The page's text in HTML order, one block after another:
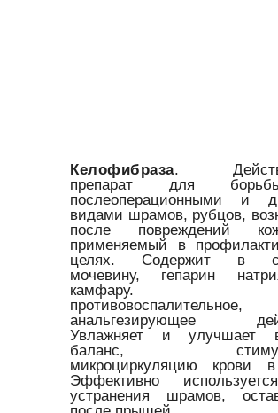
Келофибраза.
препарат для
послеоперационными и
видами шрамов, рубцов,
после повреждений
применяемый в
целях. Содержит в
мочевину, гепарин
камфару.
противовоспалительное,
анальгезирующее
Увлажняет и улучшает
баланс,
микроциркуляцию крови
Эффективно
устранения шрамов,